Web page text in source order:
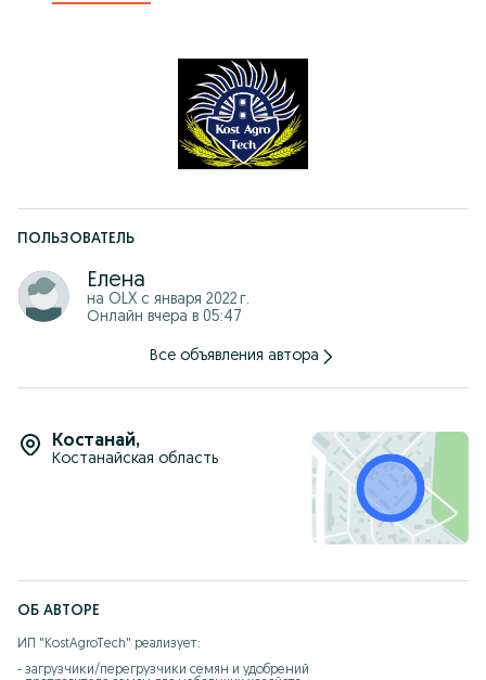
Отличное решение для фермеров, которые ценят
ПОЛЬЗОВАТЕЛЬ
Елена
на OLX с января 2022 г.
Онлайн вчера в 05:47
Все объявления автора
Костанай,
Костанайская область
ОБ АВТОРЕ
ИП "KostAgroTech" реализует:
- загрузчики/перегрузчики семян и удобрений